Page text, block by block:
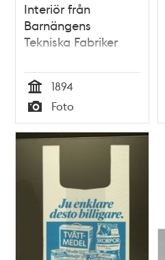
Interiör från
Barnängens
Tekniska Fabriker
Tid
1894
Typ
Foto